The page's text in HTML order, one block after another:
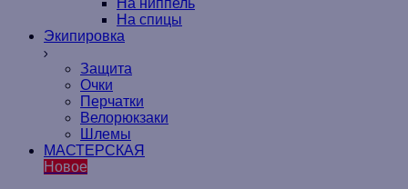
На ниппель
На спицы
Экипировка
Защита
Очки
Перчатки
Велорюкзаки
Шлемы
МАСТЕРСКАЯ
Новое